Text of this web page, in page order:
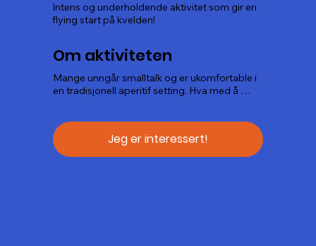
Intens og underholdende aktivitet som gir en
flying start på kvelden!
Om aktiviteten
Mange unngår smalltalk og er ukomfortable i
en tradisjonell aperitif setting. Hva med å
alle? På denne måten sikrer dere at
deltagerne blir bedre kjente både internt i
laget og i samhandling med de andre
Jeg er interessert!